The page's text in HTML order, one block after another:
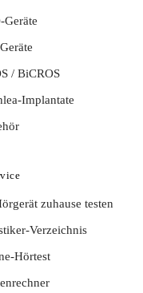
Geräte
/ BiCROS
Implantate
zuhause testen
Verzeichnis
Hörtest